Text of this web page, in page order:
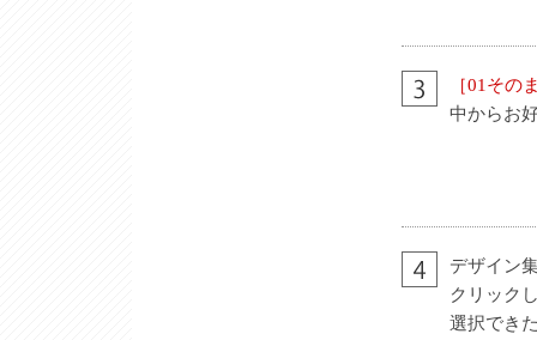
［01その
中からお
デザイン
クリック
選択でき